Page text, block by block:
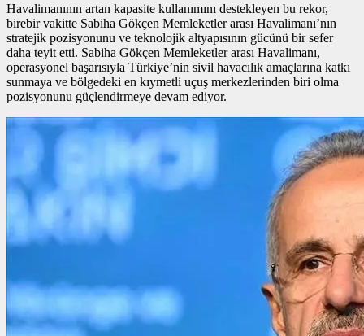
Havalimanının artan kapasite kullanımını destekleyen bu rekor,
birebir vakitte Sabiha Gökçen Memleketler arası Havalimanı’nın
stratejik pozisyonunu ve teknolojik altyapısının gücünü bir sefer
daha teyit etti. Sabiha Gökçen Memleketler arası Havalimanı,
operasyonel başarısıyla Türkiye’nin sivil havacılık amaçlarına katkı
sunmaya ve bölgedeki en kıymetli uçuş merkezlerinden biri olma
pozisyonunu güçlendirmeye devam ediyor.